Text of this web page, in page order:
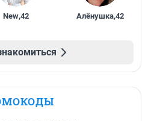
New,42 Алёнушка,42